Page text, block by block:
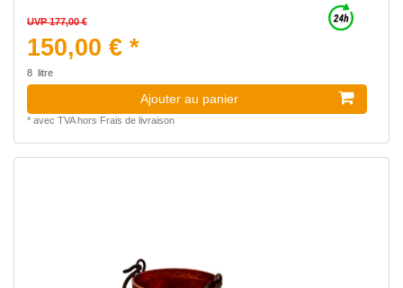
UVP 177,00 €
150,00 € *
8 litre
Ajouter au panier
* avec TVAhors Frais de livraison